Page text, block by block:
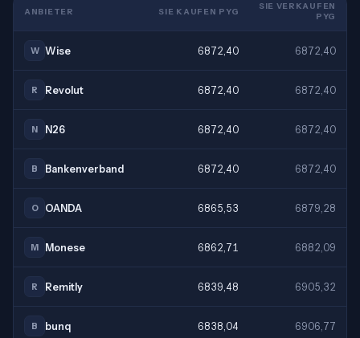
ANBIETER SIE KAUFEN PYG
SIE VERKAUFEN
PYG
W Wise 6872,40 6872,40
R Revolut 6872,40 6872,40
N N26 6872,40 6872,40
B Bankenverband 6872,40 6872,40
O OANDA 6865,53 6879,28
M Monese 6862,71 6882,09
R Remitly 6839,48 6905,32
B bunq 6838,04 6906,77